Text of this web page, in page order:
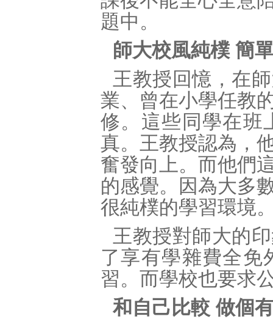
題中。
師大校風純樸 簡
王教授回憶，在
業、曾在小學任教
修。這些同學在班
真。王教授認為，
奮發向上。而他們
的感覺。因為大多
很純樸的學習環境
王教授對師大的
了享有學雜費全免
習。而學校也要求
和自己比較 做個